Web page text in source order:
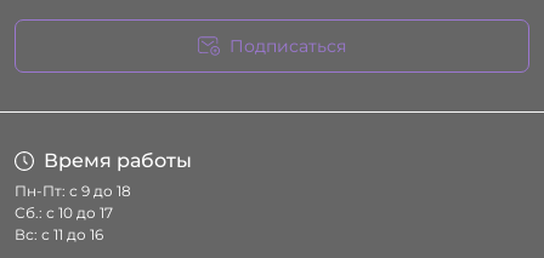
Подписаться
Время работы
Пн-Пт: с 9 до 18
Сб.: с 10 до 17
Вс: с 11 до 16